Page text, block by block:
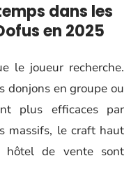
dans les
en 2025
le joueur recherche.
donjons en groupe ou
plus efficaces par
massifs, le craft haut
hôtel de vente sont